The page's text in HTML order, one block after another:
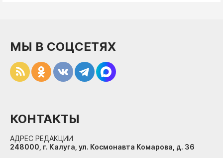
МЫ В СОЦСЕТЯХ
КОНТАКТЫ
АДРЕС РЕДАКЦИИ
248000, г. Калуга, ул. Космонавта Комарова, д. 36